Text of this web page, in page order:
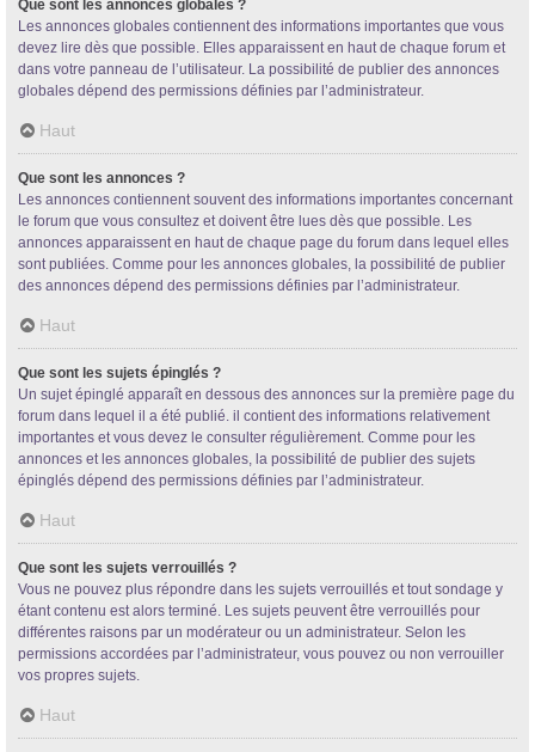
Que sont les annonces globales ?
Les annonces globales contiennent des informations importantes que vous
devez lire dès que possible. Elles apparaissent en haut de chaque forum et
dans votre panneau de l’utilisateur. La possibilité de publier des annonces
globales dépend des permissions définies par l’administrateur.
Haut
Que sont les annonces ?
Les annonces contiennent souvent des informations importantes concernant
le forum que vous consultez et doivent être lues dès que possible. Les
annonces apparaissent en haut de chaque page du forum dans lequel elles
sont publiées. Comme pour les annonces globales, la possibilité de publier
des annonces dépend des permissions définies par l’administrateur.
Haut
Que sont les sujets épinglés ?
Un sujet épinglé apparaît en dessous des annonces sur la première page du
forum dans lequel il a été publié. il contient des informations relativement
importantes et vous devez le consulter régulièrement. Comme pour les
annonces et les annonces globales, la possibilité de publier des sujets
épinglés dépend des permissions définies par l’administrateur.
Haut
Que sont les sujets verrouillés ?
Vous ne pouvez plus répondre dans les sujets verrouillés et tout sondage y
étant contenu est alors terminé. Les sujets peuvent être verrouillés pour
différentes raisons par un modérateur ou un administrateur. Selon les
permissions accordées par l’administrateur, vous pouvez ou non verrouiller
vos propres sujets.
Haut